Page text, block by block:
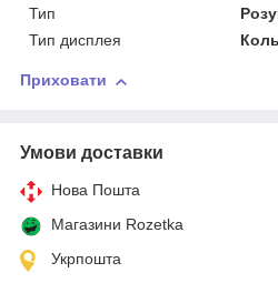
Тип
Тип дисплея
Приховати
Умови доставки
Нова Пошта
Магазини Rozetka
Укрпошта